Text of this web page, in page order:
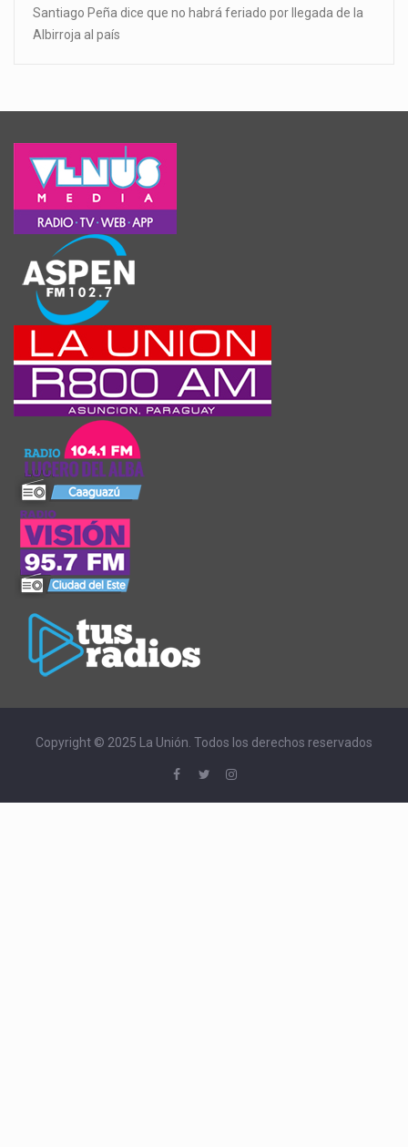
Santiago Peña dice que no habrá feriado por llegada de la
Albirroja al país
Copyright © 2025 La Unión. Todos los derechos reservados